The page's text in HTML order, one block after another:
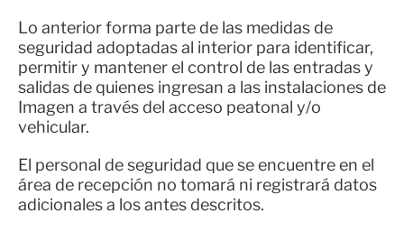
Lo anterior forma parte de las medidas de
seguridad adoptadas al interior para identificar,
permitir y mantener el control de las entradas y
salidas de quienes ingresan a las instalaciones de
Imagen a través del acceso peatonal y/o
vehicular.
El personal de seguridad que se encuentre en el
área de recepción no tomará ni registrará datos
adicionales a los antes descritos.